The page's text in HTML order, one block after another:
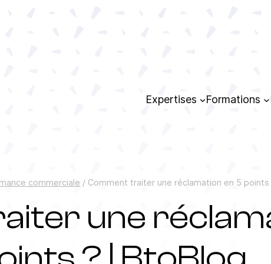
Expertises Formations
commerciale / Comment traiter une réclamation en 5 points
une